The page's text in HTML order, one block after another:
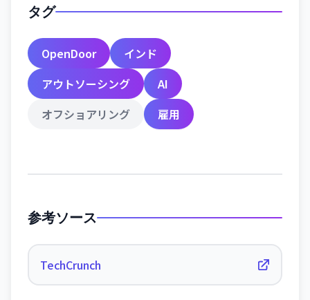
タグ
OpenDoor
インド
アウトソーシング
AI
オフショアリング
雇用
参考ソース
TechCrunch